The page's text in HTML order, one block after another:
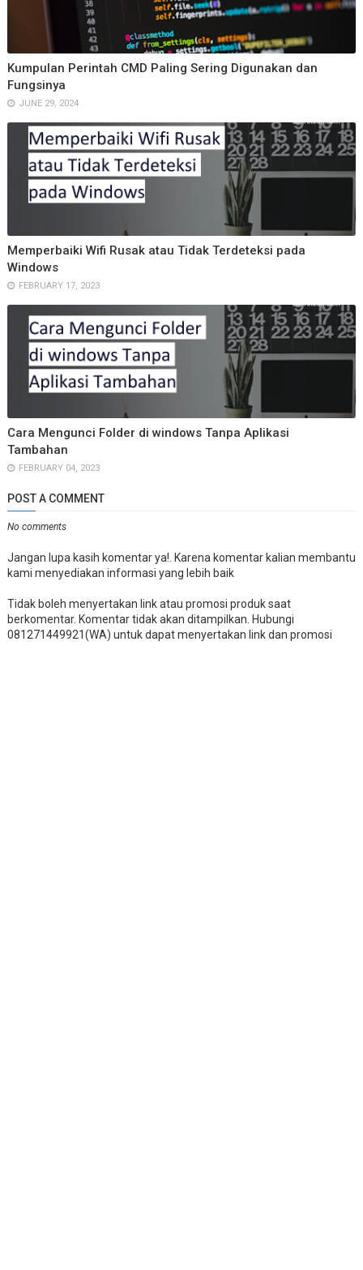
Kumpulan Perintah CMD Paling Sering Digunakan dan
Fungsinya
JUNE 29, 2024
Memperbaiki Wifi Rusak atau Tidak Terdeteksi pada
Windows
FEBRUARY 17, 2023
Cara Mengunci Folder di windows Tanpa Aplikasi
Tambahan
FEBRUARY 04, 2023
POST A COMMENT
No comments
Jangan lupa kasih komentar ya!. Karena komentar kalian membantu
kami menyediakan informasi yang lebih baik
Tidak boleh menyertakan link atau promosi produk saat
berkomentar. Komentar tidak akan ditampilkan. Hubungi
081271449921(WA) untuk dapat menyertakan link dan promosi